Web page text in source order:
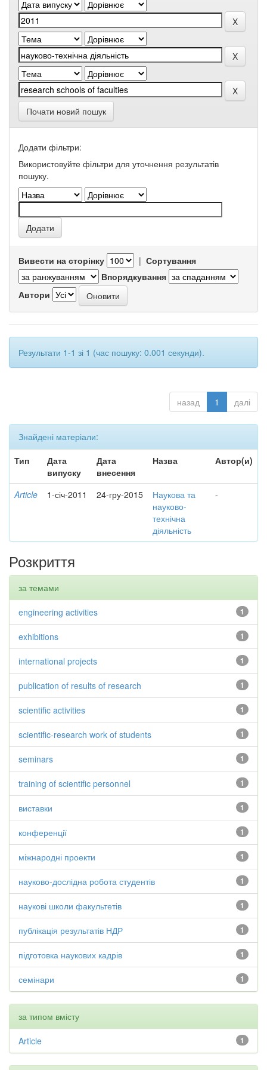
Почати новий пошук
Додати фільтри:
Використовуйте фільтри для уточнення результатів
пошуку.
Вивести на сторінку | Сортування
Впорядкування
Автори
Результати 1-1 зі 1 (час пошуку: 0.001 секунди).
назад 1 далі
Знайдені матеріали:
Тип
Дата
випуску
Дата
внесення
Назва Автор(и)
Article 1-січ-2011 24-гру-2015
Наукова та
науково-
технічна
діяльність
-
Розкриття
за темами
1
engineering activities
1
exhibitions
1
international projects
1
publication of results of research
1
scientific activities
1
scientific-research work of students
1
seminars
1
training of scientific personnel
1
виставки
1
конференції
1
міжнародні проекти
1
науково-дослідна робота студентів
1
наукові школи факультетів
1
публікація результатів НДР
1
підготовка наукових кадрів
1
семінари
за типом вмісту
1
Article